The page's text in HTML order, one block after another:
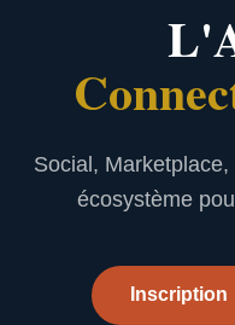
Social,
écosystème
Inscription